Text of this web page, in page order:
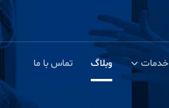
خدمات وبلاگ تماس با ما